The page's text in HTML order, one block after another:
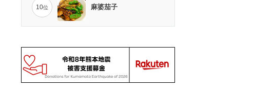
10位 麻婆茄子